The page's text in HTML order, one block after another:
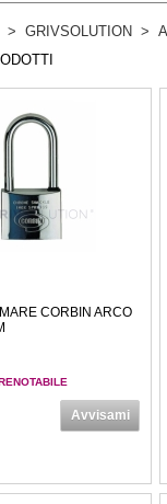
> GRIVSOLUTION >
CORBIN ARCO
Avvisami